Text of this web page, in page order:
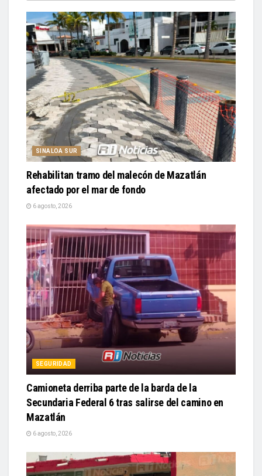
SINALOA SUR
Rehabilitan tramo del malecón de Mazatlán
afectado por el mar de fondo
6 agosto, 2026
SEGURIDAD
Camioneta derriba parte de la barda de la
Secundaria Federal 6 tras salirse del camino en
Mazatlán
6 agosto, 2026